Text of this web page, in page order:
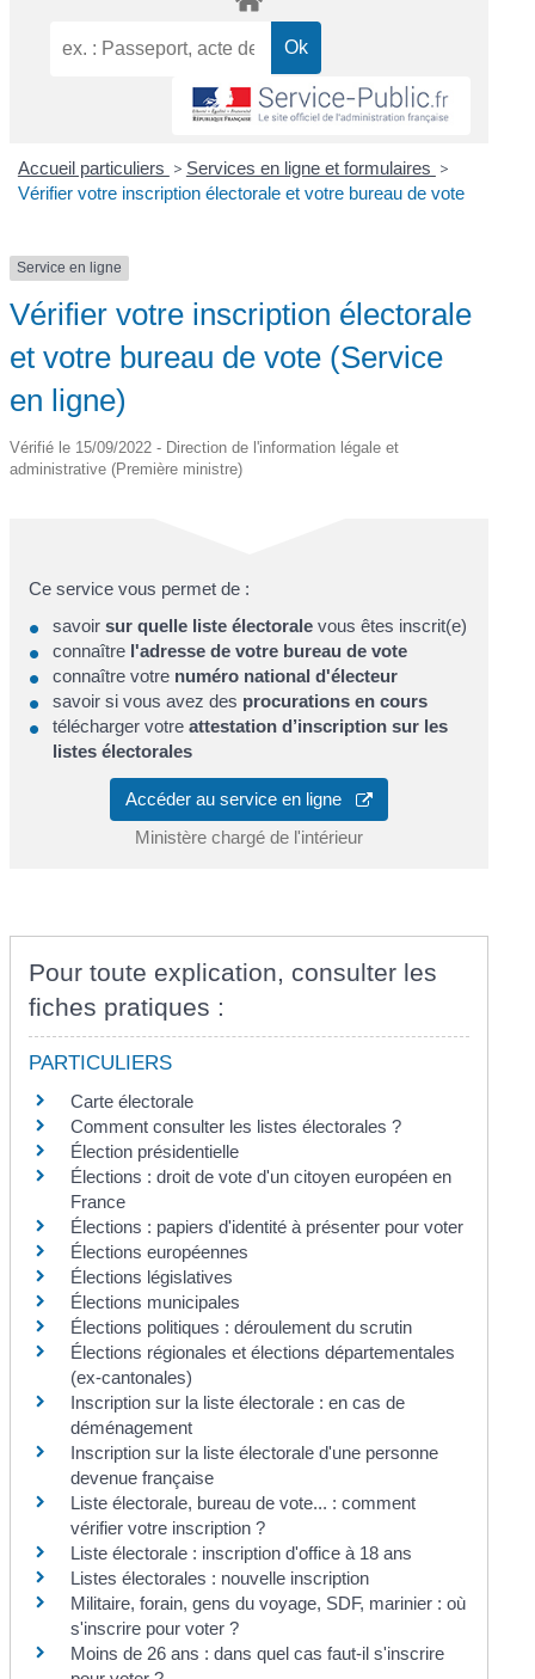
Accueil particuliers > Services en ligne et formulaires >
Vérifier votre inscription électorale et votre bureau de vote
Service en ligne
Vérifier votre inscription électorale
et votre bureau de vote (Service
en ligne)
Vérifié le 15/09/2022 - Direction de l'information légale et
administrative (Première ministre)
Ce service vous permet de :
savoirsur quelle liste électorale vous êtes inscrit(e)
connaître l'adresse de votre bureau de vote
connaître votre numéro national d'électeur
savoir si vous avez des procurations en cours
télécharger votreattestation d’inscription sur les
listes électorales
Accéder au service en ligne
Ministère chargé de l'intérieur
Pour toute explication, consulter les
fiches pratiques :
PARTICULIERS
Carte électorale
Comment consulter les listes électorales ?
Élection présidentielle
Élections : droit de vote d'un citoyen européen en
France
Élections : papiers d'identité à présenter pour voter
Élections européennes
Élections législatives
Élections municipales
Élections politiques : déroulement du scrutin
Élections régionales et élections départementales
(ex-cantonales)
Inscription sur la liste électorale : en cas de
déménagement
Inscription sur la liste électorale d'une personne
devenue française
Liste électorale, bureau de vote... : comment
vérifier votre inscription ?
Liste électorale : inscription d'office à 18 ans
Listes électorales : nouvelle inscription
Militaire, forain, gens du voyage, SDF, marinier : où
s'inscrire pour voter ?
Moins de 26 ans : dans quel cas faut-il s'inscrire